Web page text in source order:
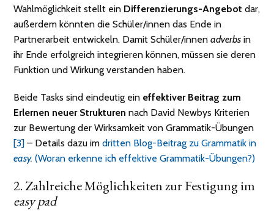
Wahlmöglichkeit stellt ein Differenzierungs-Angebot dar,
außerdem könnten die Schüler/innen das Ende in
Partnerarbeit entwickeln. Damit Schüler/innenadverbs in
ihr Ende erfolgreich integrieren können, müssen sie deren
Funktion und Wirkung verstanden haben.
Beide Tasks sind eindeutig ein effektiver Beitrag zum
Erlernen neuer Strukturen nach David Newbys Kriterien
zur Bewertung der Wirksamkeit von Grammatik-Übungen
[3] – Details dazu imdritten Blog-Beitrag zu Grammatik in
easy. (Woran erkenne ich effektive Grammatik-Übungen?)
2. Zahlreiche Möglichkeiten zur Festigung im
easy pad